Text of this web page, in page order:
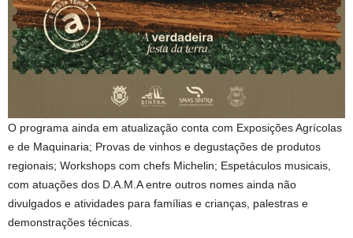
O programa ainda em atualização conta com Exposições Agrícolas
e de Maquinaria; Provas de vinhos e degustações de produtos
regionais; Workshops com chefs Michelin; Espetáculos musicais,
com atuações dos D.A.M.A entre outros nomes ainda não
divulgados e atividades para famílias e crianças, palestras e
demonstrações técnicas.